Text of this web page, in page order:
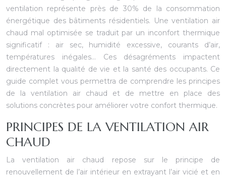
ventilation représente près de 30% de la consommation
énergétique des bâtiments résidentiels. Une ventilation air
chaud mal optimisée se traduit par un inconfort thermique
significatif : air sec, humidité excessive, courants d’air,
températures inégales… Ces désagréments impactent
directement la qualité de vie et la santé des occupants. Ce
guide complet vous permettra de comprendre les principes
de la ventilation air chaud et de mettre en place des
solutions concrètes pour améliorer votre confort thermique.
PRINCIPES DE LA VENTILATION AIR
CHAUD
La ventilation air chaud repose sur le principe de
renouvellement de l’air intérieur en extrayant l’air vicié et en